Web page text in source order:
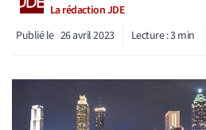
La rédaction JDE
Publié le 26 avril 2023 Lecture :3min